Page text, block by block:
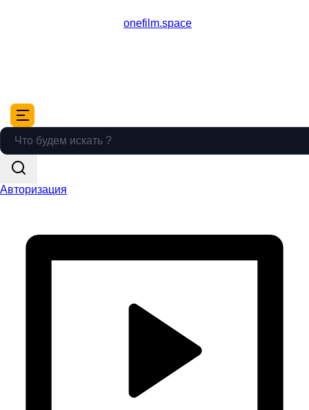
onefilm.space
Авторизация